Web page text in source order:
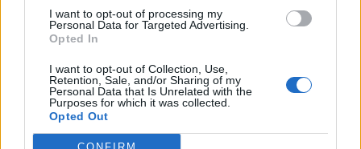
I want to opt-out of processing my
Personal Data for Targeted Advertising.
Opted In
I want to opt-out of Collection, Use,
Retention, Sale, and/or Sharing of my
Personal Data that Is Unrelated with the
Purposes for which it was collected.
Opted Out